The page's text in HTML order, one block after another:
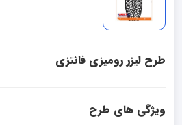
طرح لیزر رومیزی فانتزی
ویژگی های طرح